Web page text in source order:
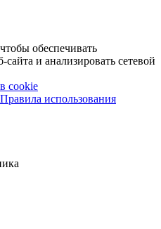
обеспечивать
и анализировать сетевой
cookie
Правила использования